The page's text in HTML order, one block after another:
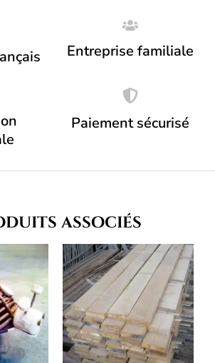
Entreprise familiale
Paiement sécurisé
associés